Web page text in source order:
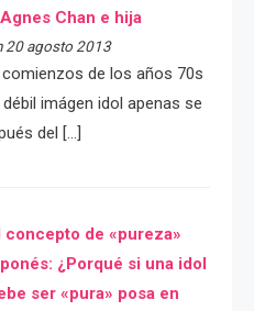
Chan e hija
20 agosto 2013
de los años 70s
débil imágen idol apenas se
del […]
concepto de «pureza»
¿Porqué si una idol
ser «pura» posa en